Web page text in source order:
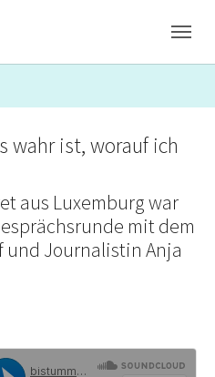
wahr ist, worauf ich
aus Luxemburg war
mit dem
und Journalistin Anja